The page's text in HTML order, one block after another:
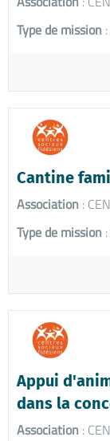
Type de mission
Cantine
Association :
Type de mission
Appui
dans la
Association :